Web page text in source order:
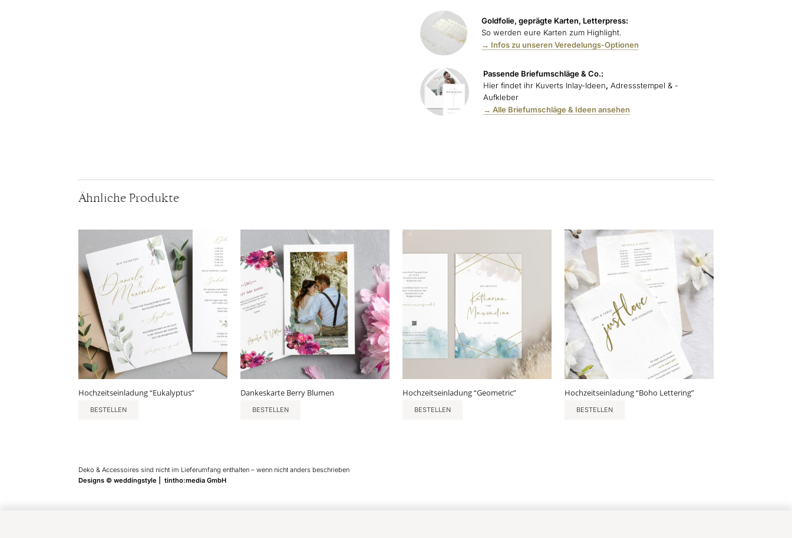
Goldfolie, geprägte Karten, Letterpress:
So werden eure Karten zum Highlight.
→ Infos zu unseren Veredelungs-Optionen
Passende Briefumschläge & Co.:
Hier findet ihr Kuverts Inlay-Ideen, Adressstempel & -
Aufkleber
→ Alle Briefumschläge & Ideen ansehen
Ähnliche Produkte
Hochzeitseinladung “Eukalyptus”
BESTELLEN
Dankeskarte Berry Blumen
BESTELLEN
Hochzeitseinladung “Geometric”
BESTELLEN
Hochzeitseinladung “Boho Lettering”
BESTELLEN
Deko & Accessoires sind nicht im Lieferumfang enthalten – wenn nicht anders beschrieben
Designs © weddingstyle | tintho:media GmbH